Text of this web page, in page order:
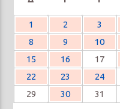
1 2 3
8
9 10
15
16 17
22
23 24
29
30 31